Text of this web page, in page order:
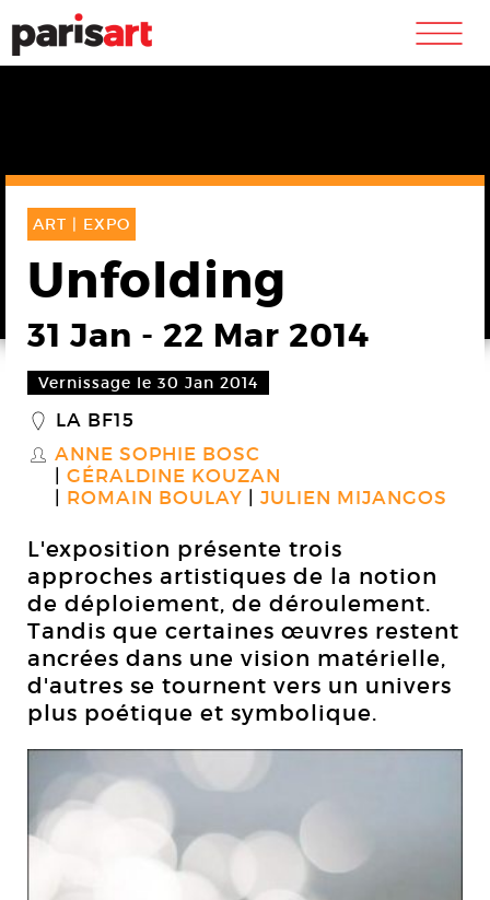
m
ART | EXPO
Unfolding
31 Jan - 22 Mar 2014
Vernissage le 30 Jan 2014
_ LA BF15
S ANNE SOPHIE BOSC
GÉRALDINE KOUZAN
ROMAIN BOULAY
JULIEN MIJANGOS
L'exposition présente trois
approches artistiques de la notion
de déploiement, de déroulement.
Tandis que certaines œuvres restent
ancrées dans une vision matérielle,
d'autres se tournent vers un univers
plus poétique et symbolique.